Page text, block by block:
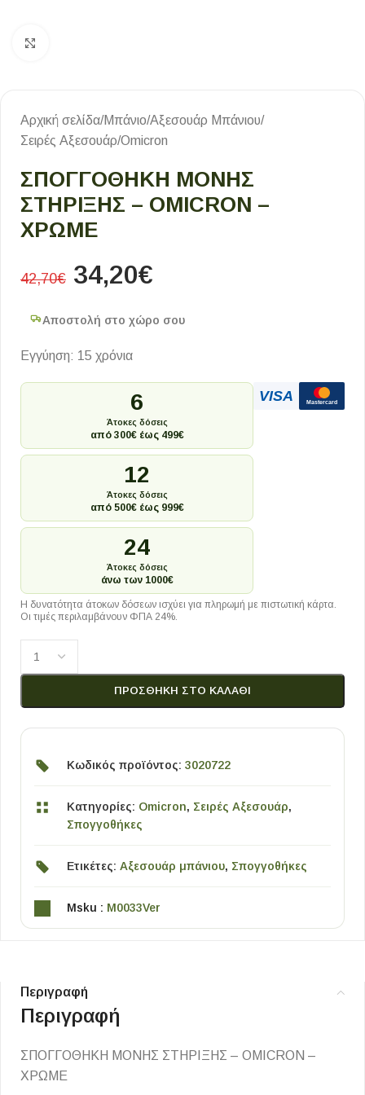
Αρχική σελίδα/Μπάνιο/Αξεσουάρ Μπάνιου/
Σειρές Αξεσουάρ/Omicron
ΣΠΟΓΓΟΘΗΚΗ ΜΟΝΗΣ
ΣΤΗΡΙΞΗΣ – OMICRON –
ΧΡΩΜΕ
42,70€ 34,20€
Αποστολή στο χώρο σου
Εγγύηση: 15 χρόνια
6
Άτοκες δόσεις
από 300€ έως 499€
12
Άτοκες δόσεις
από 500€ έως 999€
24
Άτοκες δόσεις
άνω των 1000€
VISA Mastercard
Η δυνατότητα άτοκων δόσεων ισχύει για πληρωμή με πιστωτική κάρτα.
Οι τιμές περιλαμβάνουν ΦΠΑ 24%.
ΠΡΟΣΘΉΚΗ ΣΤΟ ΚΑΛΆΘΙ
Κωδικός προϊόντος: 3020722
Κατηγορίες: Omicron, Σειρές Αξεσουάρ,
Σπογγοθήκες
Ετικέτες: Αξεσουάρ μπάνιου, Σπογγοθήκες
Msku : M0033Ver
Περιγραφή
Περιγραφή
ΣΠΟΓΓΟΘΗΚΗ ΜΟΝΗΣ ΣΤΗΡΙΞΗΣ – OMICRON –
ΧΡΩΜΕ